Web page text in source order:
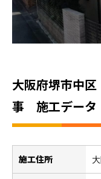
大阪府堺市中
事 施工データ
施工住所